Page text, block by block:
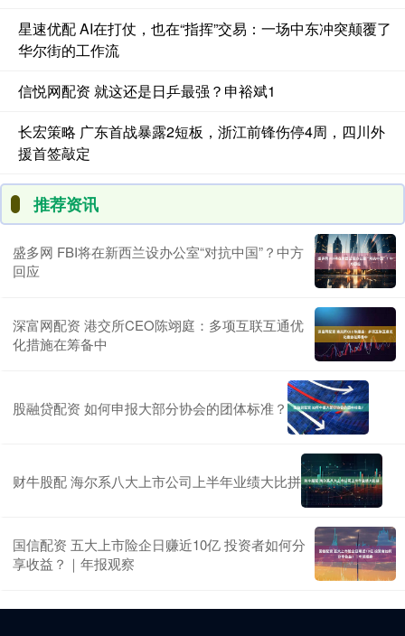
星速优配 AI在打仗，也在“指挥”交易：一场中东冲突颠覆了
华尔街的工作流
信悦网配资 就这还是日乒最强？申裕斌1
长宏策略 广东首战暴露2短板，浙江前锋伤停4周，四川外
援首签敲定
推荐资讯
盛多网 FBI将在新西兰设办公室“对抗中国”？中方
回应
深富网配资 港交所CEO陈翊庭：多项互联互通优
化措施在筹备中
股融贷配资 如何申报大部分协会的团体标准？
财牛股配 海尔系八大上市公司上半年业绩大比拼
国信配资 五大上市险企日赚近10亿 投资者如何分
享收益？｜年报观察